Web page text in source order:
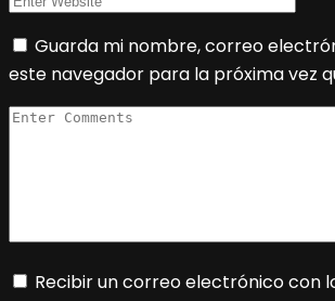
Guarda mi nombre, correo
este navegador para la próxima vez
Recibir un correo electrónico con